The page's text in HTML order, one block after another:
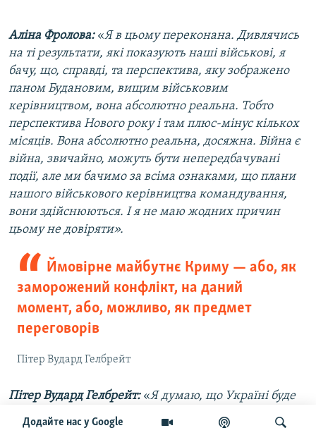
Додайте нас у Google
Аліна Фролова: «Я в цьому переконана. Дивлячись
на ті результати, які показують наші військові, я
бачу, що, справді, та перспектива, яку зображено
паном Будановим, вищим військовим
керівництвом, вона абсолютно реальна. Тобто
перспектива Нового року і там плюс-мінус кількох
місяців. Вона абсолютно реальна, досяжна. Війна є
війна, звичайно, можуть бути непередбачувані
події, але ми бачимо за всіма ознаками, що плани
нашого військового керівництва командування,
вони здійснюються. І я не маю жодних причин
цьому не довіряти».
Ймовірне майбутнє Криму — або, як
заморожений конфлікт, на даний
момент, або, можливо, як предмет
переговорів
Пітер Вудард Гелбрейт
Пітер Вудард Гелбрейт:«Я думаю, що Україні буде
дуже важко повернути Крим військовим шляхом,
навіть без загроз Росії застосувати ядерну зброю,